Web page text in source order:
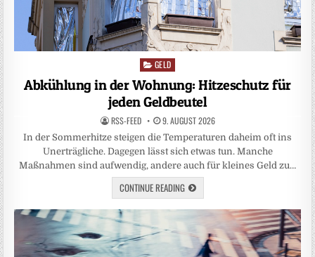
Posted
in
GELD
Abkühlung in der Wohnung: Hitzeschutz für
jeden Geldbeutel
RSS-FEED 9. AUGUST 2026
In der Sommerhitze steigen die Temperaturen daheim oft ins
Unerträgliche. Dagegen lässt sich etwas tun. Manche
Maßnahmen sind aufwendig, andere auch für kleines Geld zu…
CONTINUE READING